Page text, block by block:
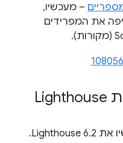
– מעכשיו,
את המפרידים
החלונית Lighthouse מריצה עכשיו את Lighthouse 6.2.